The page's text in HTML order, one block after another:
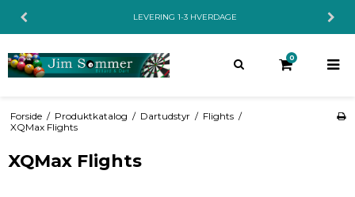
LEVERING 1-3 HVERDAGE
0
Forside / Produktkatalog / Dartudstyr / Flights /
XQMax Flights
XQMax Flights